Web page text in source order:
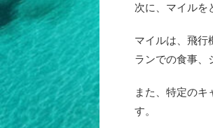
次に、マイルを
マイルは、飛行
ランでの食事、
また、特定の
す。